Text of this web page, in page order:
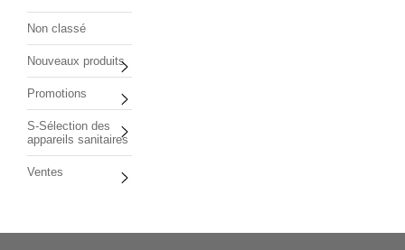
Non classé
Nouveaux produits
Promotions
S-Sélection des
appareils sanitaires
Ventes